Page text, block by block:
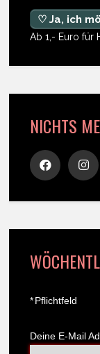
♡ Ja, ich
Ab 1,- Euro für
NICHTS
*Pflichtfeld
Deine E-Mail